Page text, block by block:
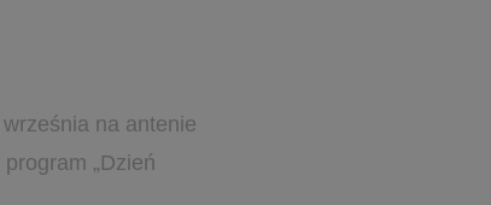
na antenie
„Dzień